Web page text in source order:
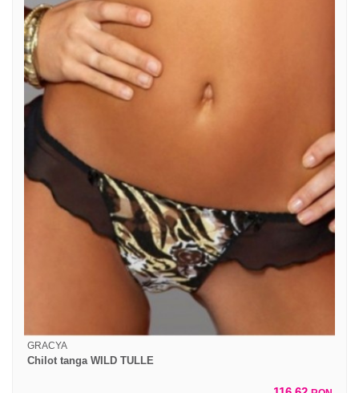
GRACYA
Chilot tanga WILD TULLE